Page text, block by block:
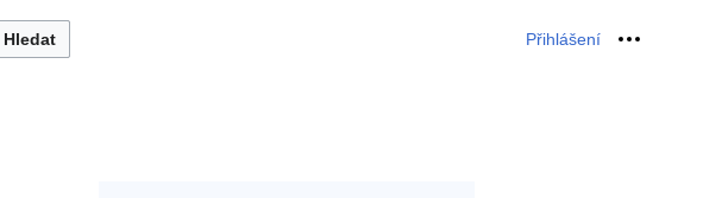
Hledat Přihlášení Osobní